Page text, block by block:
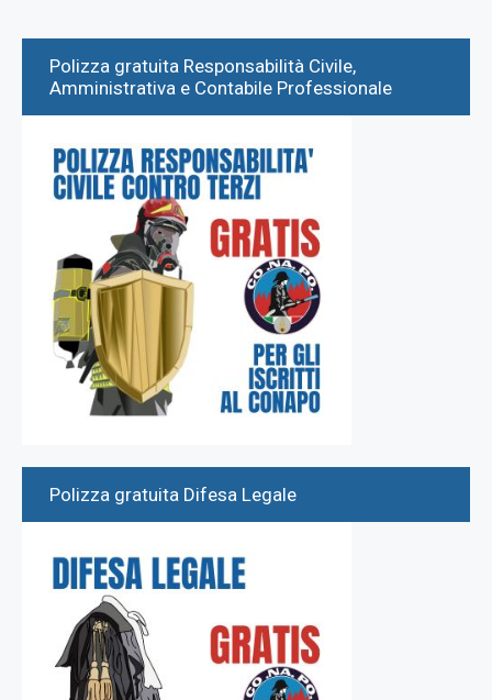
Polizza gratuita Responsabilità Civile,
Amministrativa e Contabile Professionale
Polizza gratuita Difesa Legale